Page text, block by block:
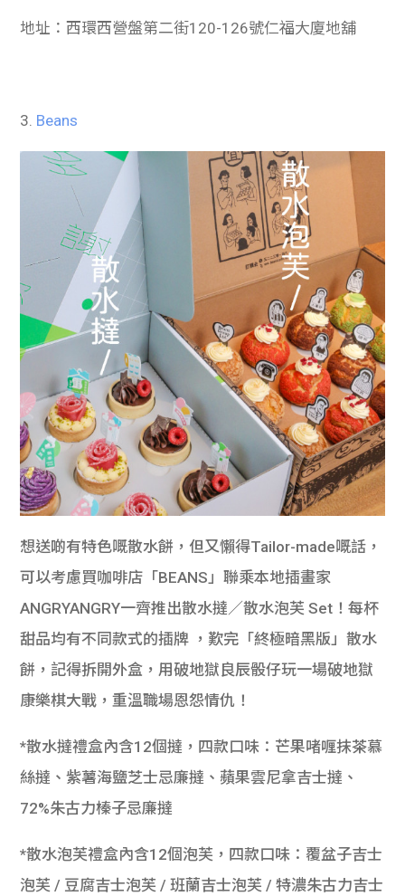
地址：西環西營盤第二街120-126號仁福大廈地舖
3. Beans
想送啲有特色嘅散水餅，但又懶得Tailor-made嘅話，
可以考慮買咖啡店「BEANS」聯乘本地插畫家
ANGRYANGRY一齊推出散水撻／散水泡芙 Set！每杯
甜品均有不同款式的插牌 ，歎完「終極暗黑版」散水
餅，記得拆開外盒，用破地獄良辰骰仔玩一場破地獄
康樂棋大戰，重溫職場恩怨情仇！
*散水撻禮盒內含12個撻，四款口味：芒果啫喱抹茶慕
絲撻、紫薯海鹽芝士忌廉撻、蘋果雲尼拿吉士撻、
72%朱古力榛子忌廉撻
*散水泡芙禮盒內含12個泡芙，四款口味：覆盆子吉士
泡芙 / 豆腐吉士泡芙 / 班蘭吉士泡芙 / 特濃朱古力吉士